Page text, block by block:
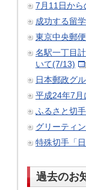
7月11日から
成功する留
東京中央郵
名駅一丁目
いて(7/13)
日本郵政グ
平成24年7月
ふるさと切
グリーティ
特殊切手「
過去のお